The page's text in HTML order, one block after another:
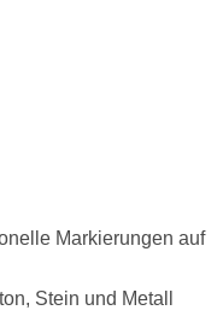
Markierungen auf
Stein und Metall